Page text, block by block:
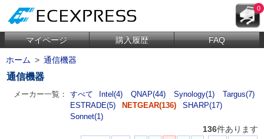
0
マイページ 購入履歴 FAQ
ホーム > 通信機器
通信機器
メーカー一覧： すべて Intel(4) QNAP(44) Synology(1)
Targus(7)
ESTRADE(5)
NETGEAR(136)
SHARP(17)
Sonnet(1)
136件あります